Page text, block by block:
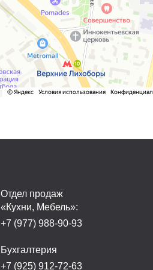
Отдел продаж
«Кухни, Мебель»:
+7 (977) 988-90-93
Бухгалтерия
+7 (925) 912-72-63